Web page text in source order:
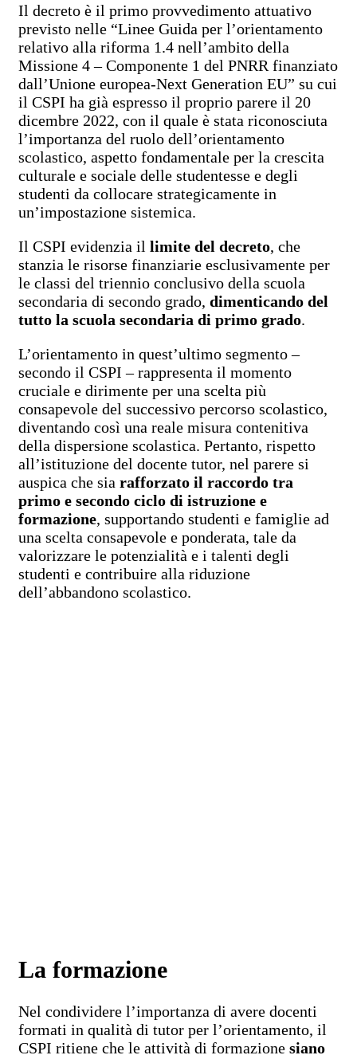
Il decreto è il primo provvedimento attuativo
previsto nelle “Linee Guida per l’orientamento
relativo alla riforma 1.4 nell’ambito della
Missione 4 – Componente 1 del PNRR finanziato
dall’Unione europea-Next Generation EU” su cui
il CSPI ha già espresso il proprio parere il 20
dicembre 2022, con il quale è stata riconosciuta
l’importanza del ruolo dell’orientamento
scolastico, aspetto fondamentale per la crescita
culturale e sociale delle studentesse e degli
studenti da collocare strategicamente in
un’impostazione sistemica.
Il CSPI evidenzia il limite del decreto, che
stanzia le risorse finanziarie esclusivamente per
le classi del triennio conclusivo della scuola
secondaria di secondo grado, dimenticando del
tutto la scuola secondaria di primo grado.
L’orientamento in quest’ultimo segmento –
secondo il CSPI – rappresenta il momento
cruciale e dirimente per una scelta più
consapevole del successivo percorso scolastico,
diventando così una reale misura contenitiva
della dispersione scolastica. Pertanto, rispetto
all’istituzione del docente tutor, nel parere si
auspica che sia rafforzato il raccordo tra
primo e secondo ciclo di istruzione e
formazione, supportando studenti e famiglie ad
una scelta consapevole e ponderata, tale da
valorizzare le potenzialità e i talenti degli
studenti e contribuire alla riduzione
dell’abbandono scolastico.
La formazione
Nel condividere l’importanza di avere docenti
formati in qualità di tutor per l’orientamento, il
CSPI ritiene che le attività di formazione siano